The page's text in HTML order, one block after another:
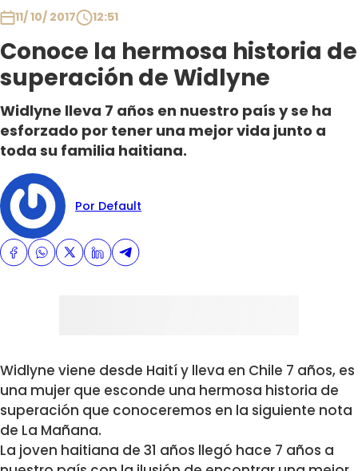
11/ 10/ 2017
12:51
Conoce la hermosa historia de
superación de Widlyne
Widlyne lleva 7 años en nuestro país y se ha
esforzado por tener una mejor vida junto a
toda su familia haitiana.
Por Default
Widlyne viene desde Haití y lleva en Chile 7 años, es
una mujer que esconde una hermosa historia de
superación que conoceremos en la siguiente nota
de La Mañana.
La joven haitiana de 31 años llegó hace 7 años a
Plan Perfecto
Sabingo
Todos Los Programas